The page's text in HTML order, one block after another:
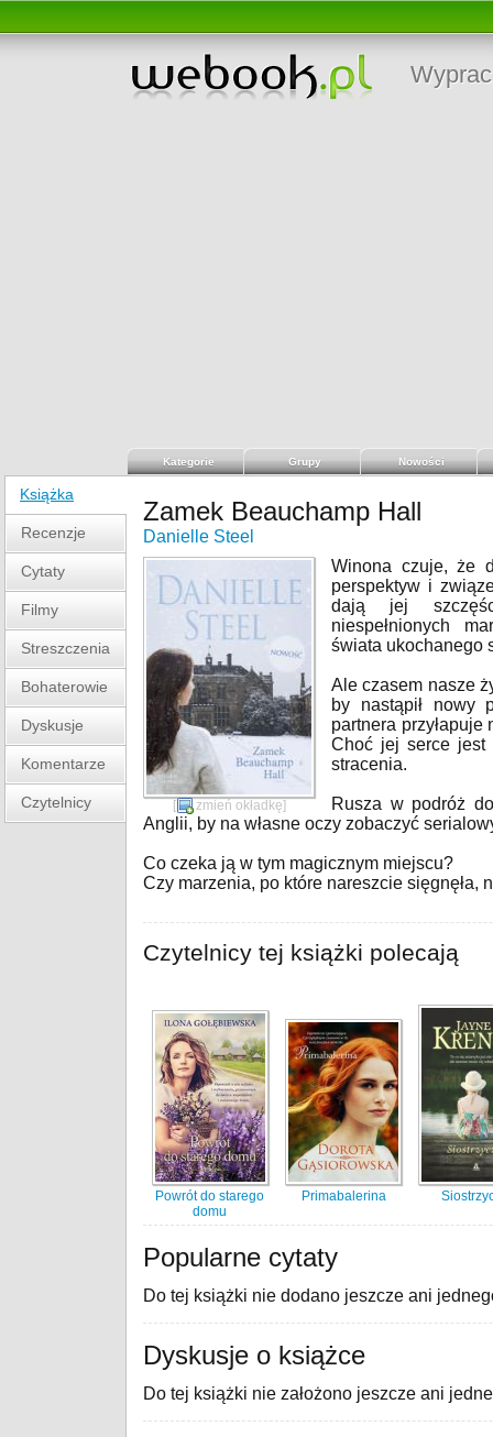
Kategorie Grupy Nowości
Książka
Recenzje
Cytaty
Filmy
Streszczenia
Bohaterowie
Dyskusje
Komentarze
Czytelnicy
Zamek Beauchamp Hall
Danielle Steel
[ zmień okładkę]
Winona czuje, że
perspektyw i
dają jej
niespełnionych
świata ukochanego
Ale czasem nasze
by nastąpił nowy
partnera
Choć jej serce jest
stracenia.
Rusza w podróż
Anglii, by na własne oczy zobaczyć
Co czeka ją w tym magicznym miejscu?
Czy marzenia, po które nareszcie sięgnęła,
Czytelnicy tej książki polecają
Powrót do starego
domu
Primabalerina
Popularne cytaty
Do tej książki nie dodano jeszcze ani
Dyskusje o książce
Do tej książki nie założono jeszcze ani